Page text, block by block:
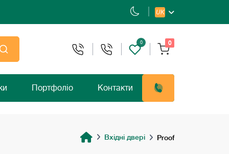
UK
0 0
Портфоліо Контакти
Вхідні двері Proof